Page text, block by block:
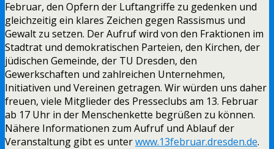
Februar, den Opfern der Luftangriffe zu gedenken und
gleichzeitig ein klares Zeichen gegen Rassismus und
Gewalt zu setzen. Der Aufruf wird von den Fraktionen im
Stadtrat und demokratischen Parteien, den Kirchen, der
jüdischen Gemeinde, der TU Dresden, den
Gewerkschaften und zahlreichen Unternehmen,
Initiativen und Vereinen getragen. Wir würden uns daher
freuen, viele Mitglieder des Presseclubs am 13. Februar
ab 17 Uhr in der Menschenkette begrüßen zu können.
Nähere Informationen zum Aufruf und Ablauf der
Veranstaltung gibt es unterwww.13februar.dresden.de.